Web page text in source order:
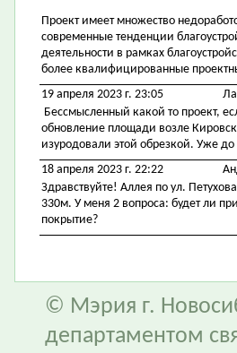
Проект имеет множество
современные тенденции
деятельности в рамках
более квалифицированные
19 апреля 2023 г. 23:05
Бессмысленный какой то проект,
обновление площади возле
изуродовали этой обрезкой. Уже
18 апреля 2023 г. 22:22
Здравствуйте! Аллея по ул.
330м. У меня 2 вопроса: будет ли
покрытие?
© Мэрия г.
департаментом